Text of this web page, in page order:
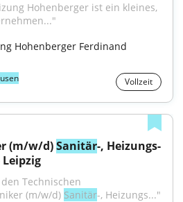
Hohenberger ist ein kleines,
Hohenberger Ferdinand
Vollzeit
(m/w/d) Sanitär-, Heizungs-
Technischen
(m/w/d) Sanitär-, Heizungs..."